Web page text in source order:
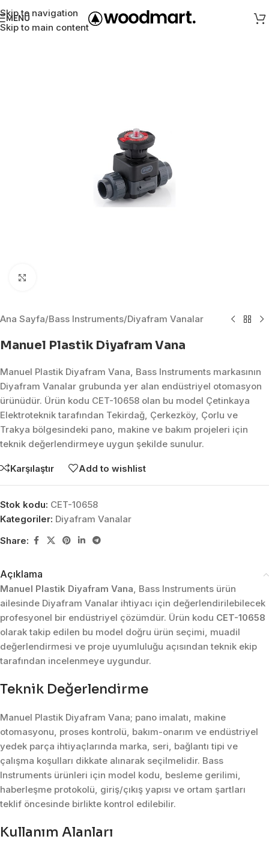
Skip to navigation
Skip to main content
MENÜ
Ana Sayfa/Bass Instruments/Diyafram Vanalar
Manuel Plastik Diyafram Vana
Manuel Plastik Diyafram Vana, Bass Instruments markasının
Diyafram Vanalar grubunda yer alan endüstriyel otomasyon
ürünüdür. Ürün kodu CET-10658 olan bu model Çetinkaya
Elektroteknik tarafından Tekirdağ, Çerkezköy, Çorlu ve
Trakya bölgesindeki pano, makine ve bakım projeleri için
teknik değerlendirmeye uygun şekilde sunulur.
Karşılaştır Add to wishlist
Stok kodu: CET-10658
Kategoriler: Diyafram Vanalar
Share:
Açıklama
Manuel Plastik Diyafram Vana, Bass Instruments ürün
ailesinde Diyafram Vanalar ihtiyacı için değerlendirilebilecek
profesyonel bir endüstriyel çözümdür. Ürün kodu CET-10658
olarak takip edilen bu model doğru ürün seçimi, muadil
değerlendirmesi ve proje uyumluluğu açısından teknik ekip
tarafından incelenmeye uygundur.
Teknik Değerlendirme
Manuel Plastik Diyafram Vana; pano imalatı, makine
otomasyonu, proses kontrolü, bakım-onarım ve endüstriyel
yedek parça ihtiyaçlarında marka, seri, bağlantı tipi ve
çalışma koşulları dikkate alınarak seçilmelidir. Bass
Instruments ürünleri için model kodu, besleme gerilimi,
haberleşme protokolü, giriş/çıkış yapısı ve ortam şartları
teklif öncesinde birlikte kontrol edilebilir.
Kullanım Alanları